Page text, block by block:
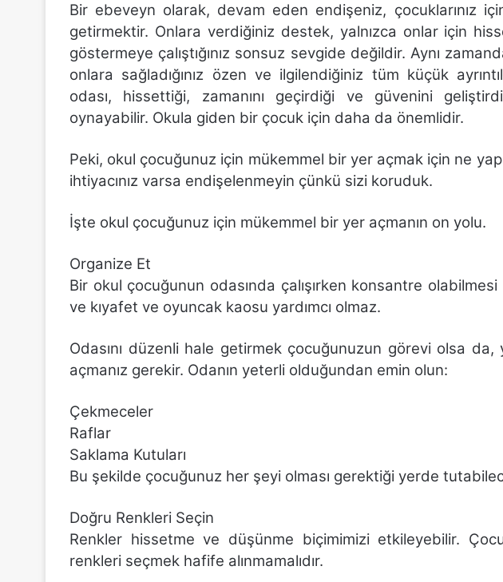
Bir ebeveyn olarak, devam eden endişeniz, çocuklarınız
getirmektir. Onlara verdiğiniz destek, yalnızca onlar için
göstermeye çalıştığınız sonsuz sevgide değildir. Aynı
onlara sağladığınız özen ve ilgilendiğiniz tüm küçük
odası, hissettiği, zamanını geçirdiği ve güvenini
oynayabilir. Okula giden bir çocuk için daha da önemlidir.
Peki, okul çocuğunuz için mükemmel bir yer açmak için ne
ihtiyacınız varsa endişelenmeyin çünkü sizi koruduk.
İşte okul çocuğunuz için mükemmel bir yer açmanın on yolu.
Organize Et
Bir okul çocuğunun odasında çalışırken konsantre
ve kıyafet ve oyuncak kaosu yardımcı olmaz.
Odasını düzenli hale getirmek çocuğunuzun görevi olsa
açmanız gerekir. Odanın yeterli olduğundan emin olun:
Çekmeceler
Raflar
Saklama Kutuları
Bu şekilde çocuğunuz her şeyi olması gerektiği yerde
Doğru Renkleri Seçin
Renkler hissetme ve düşünme biçimimizi etkileyebilir.
renkleri seçmek hafife alınmamalıdır.